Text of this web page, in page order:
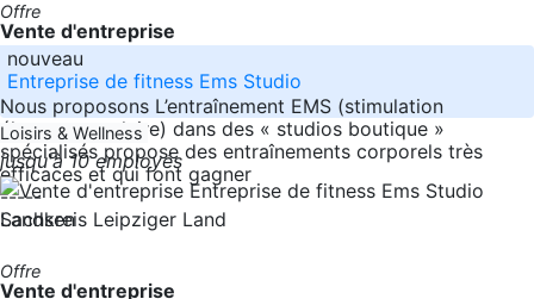
Offre
Vente d'entreprise
nouveau
Entreprise de fitness Ems Studio
Nous proposons L’entraînement EMS (stimulation
électromusculaire) dans des « studios boutique »
spécialisés propose des entraînements corporels très
efficaces et qui font gagner
-----
Sachsen
Loisirs & Wellness
jusqu'à 10 employés
Landkreis Leipziger Land
Offre
Vente d'entreprise